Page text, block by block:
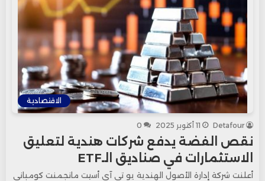
الاقتصادية
Detafour 11 أكتوبر 2025 0
نقص الفضة يدفع شركات هندية لتعليق
الاستثمارات في صناديق الـETF
أعلنت شركة إدارة الأصول الهندية يو تي آي أسيت مانجمنت كومباني